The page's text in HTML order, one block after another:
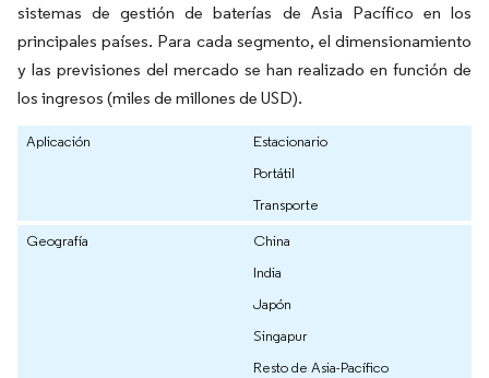
sistemas de gestión de baterías de Asia Pacífico en los
principales países. Para cada segmento, el dimensionamiento
y las previsiones del mercado se han realizado en función de
los ingresos (miles de millones de USD).
Aplicación
Estacionario
Portátil
Transporte
Geografía
China
India
Japón
Singapur
Resto de Asia-Pacífico